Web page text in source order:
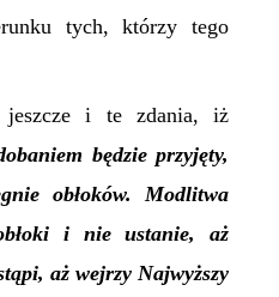
tych, którzy tego
jeszcze i te zdania, iż
będzie przyjęty,
obłoków. Modlitwa
i nie ustanie, aż
aż wejrzy Najwyższy